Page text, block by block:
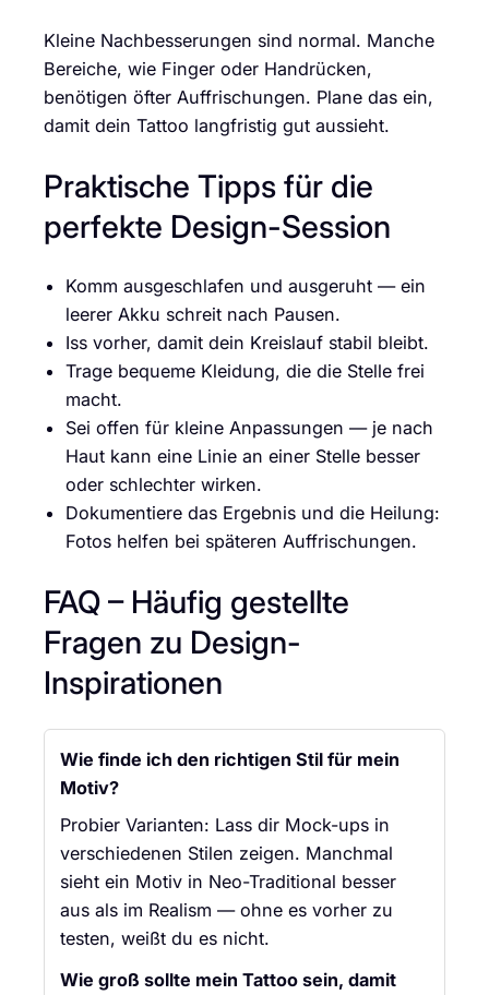
Kleine Nachbesserungen sind normal. Manche
Bereiche, wie Finger oder Handrücken,
benötigen öfter Auffrischungen. Plane das ein,
damit dein Tattoo langfristig gut aussieht.
Praktische Tipps für die
perfekte Design-Session
Komm ausgeschlafen und ausgeruht — ein
leerer Akku schreit nach Pausen.
Iss vorher, damit dein Kreislauf stabil bleibt.
Trage bequeme Kleidung, die die Stelle frei
macht.
Sei offen für kleine Anpassungen — je nach
Haut kann eine Linie an einer Stelle besser
oder schlechter wirken.
Dokumentiere das Ergebnis und die Heilung:
Fotos helfen bei späteren Auffrischungen.
FAQ – Häufig gestellte
Fragen zu Design-
Inspirationen
Wie finde ich den richtigen Stil für mein
Motiv?
Probier Varianten: Lass dir Mock-ups in
verschiedenen Stilen zeigen. Manchmal
sieht ein Motiv in Neo-Traditional besser
aus als im Realism — ohne es vorher zu
testen, weißt du es nicht.
Wie groß sollte mein Tattoo sein, damit